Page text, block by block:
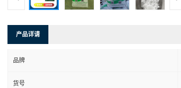
产品详请
品牌
货号